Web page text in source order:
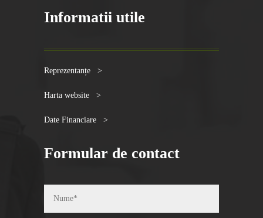
Informatii utile
Reprezentanțe >
Harta website >
Date Financiare >
Formular de contact